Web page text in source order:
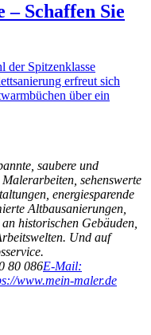
– Schaffen Sie
der Spitzenklasse
erfreut sich
über ein
saubere und
sehenswerte
energiesparende
Altbausanierungen,
historischen Gebäuden,
Und auf
80 086E-Mail:
www.mein-maler.de